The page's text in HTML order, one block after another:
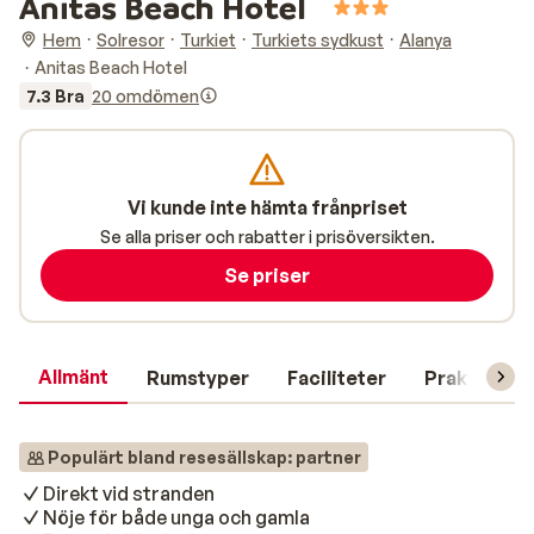
Hem Solresor Turkiet Turkiets sydkust
Alanya
Anitas Beach Hotel
7.3 Bra 20 omdömen
Allmänt Rumstyper Faciliteter Praktisk
Populärt bland resesällskap: partner
Direkt vid stranden
Nöje för både unga och gamla
Vi kunde inte hämta frånpriset
Se alla priser och rabatter i prisöversikten.
Se priser